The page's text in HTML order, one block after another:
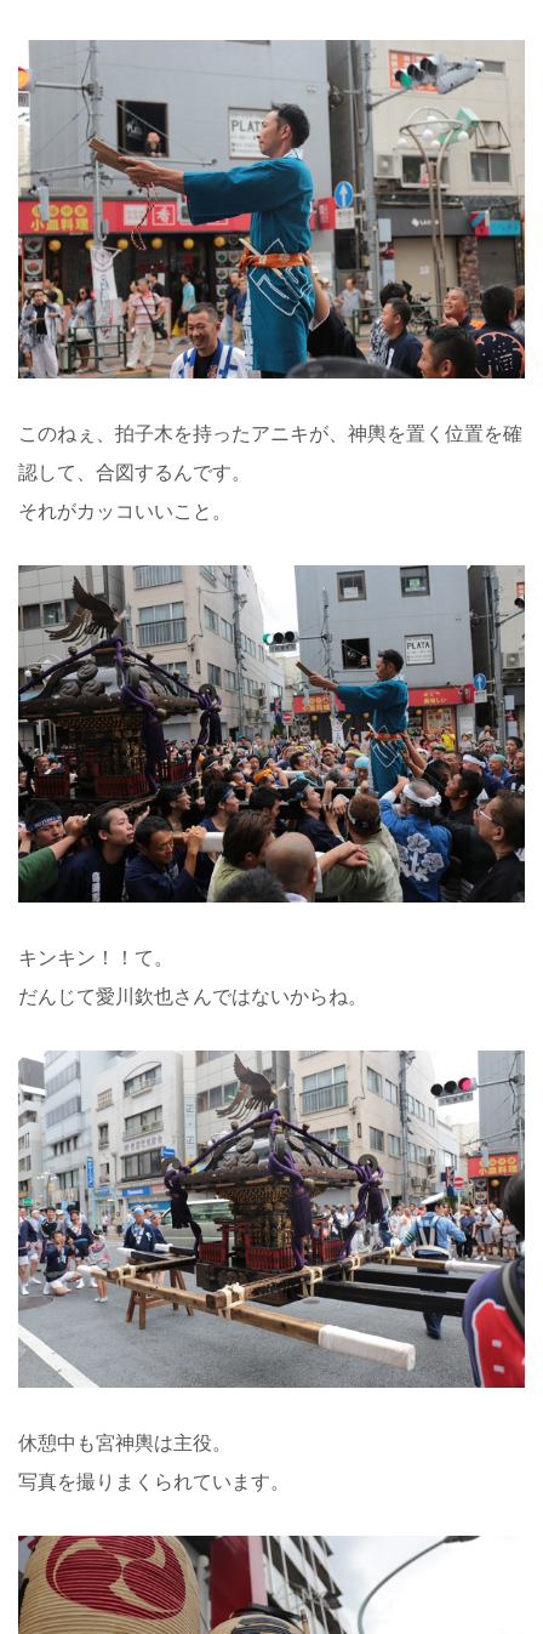
このねぇ、拍子木を持ったアニキが、神輿を置く位置を確
認して、合図するんです。
それがカッコいいこと。
キンキン！！て。
だんじて愛川欽也さんではないからね。
休憩中も宮神輿は主役。
写真を撮りまくられています。